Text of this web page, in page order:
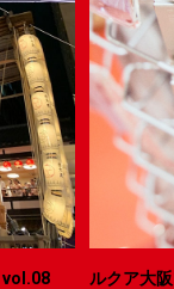
vol.08
ルクア大